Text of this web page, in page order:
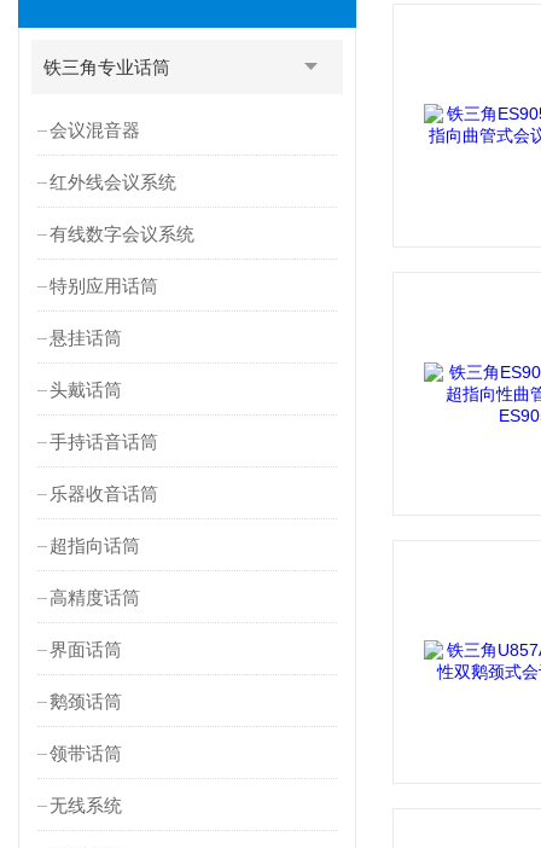
铁三角专业话筒
会议混音器
红外线会议系统
有线数字会议系统
特别应用话筒
悬挂话筒
头戴话筒
手持话音话筒
乐器收音话筒
超指向话筒
高精度话筒
界面话筒
鹅颈话筒
领带话筒
无线系统